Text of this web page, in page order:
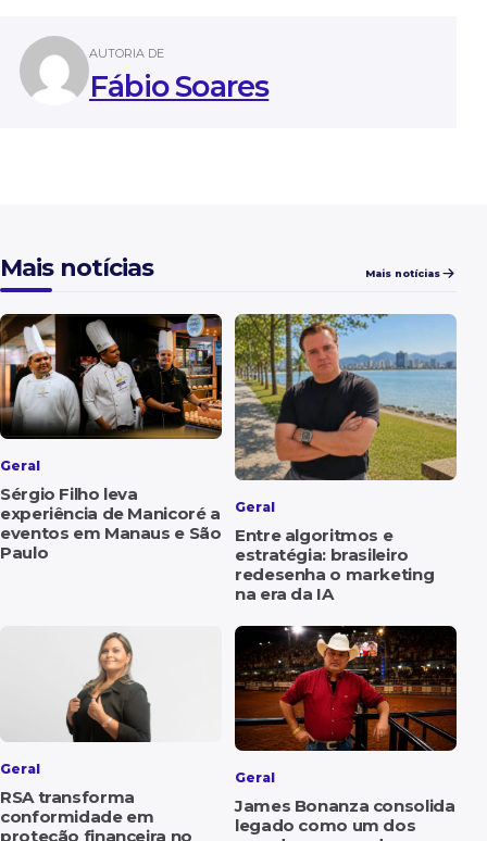
AUTORIA DE
Fábio Soares
Mais notícias Mais notícias
Geral
Sérgio Filho leva
experiência de Manicoré a
eventos em Manaus e São
Paulo
Geral
Entre algoritmos e
estratégia: brasileiro
redesenha o marketing
na era da IA
Geral
RSA transforma
conformidade em
proteção financeira no
Geral
James Bonanza consolida
legado como um dos